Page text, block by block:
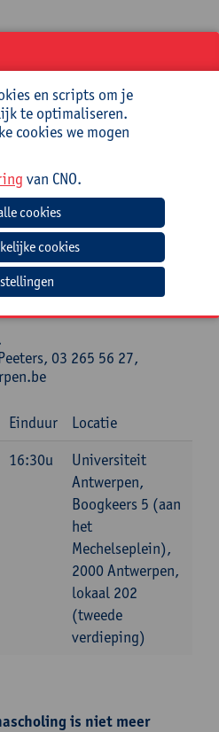
aan de Universiteit
aan het
Odisee. Zijn
van migratie, de
samenleving en het
Hij publiceerde verschillende
inbegrepen
03 265 56 27,
Einduur
Locatie
16:30u
Universiteit
Antwerpen,
Boogkeers 5 (aan
het
Mechelseplein),
2000 Antwerpen,
lokaal 202
(tweede
verdieping)
is niet meer
en scripts om je
te optimaliseren.
cookies we mogen
van CNO.